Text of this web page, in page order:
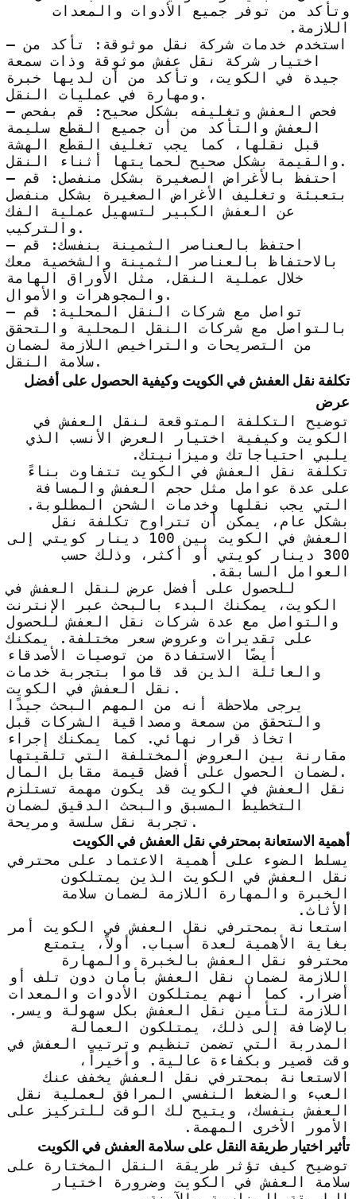
وتأكد من توفر جميع الأدوات والمعدات
اللازمة.
– استخدم خدمات شركة نقل موثوقة: تأكد من
اختيار شركة نقل عفش موثوقة وذات سمعة
جيدة في الكويت، وتأكد من أن لديها خبرة
ومهارة في عمليات النقل.
– فحص العفش وتغليفه بشكل صحيح: قم بفحص
العفش والتأكد من أن جميع القطع سليمة
قبل نقلها، كما يجب تغليف القطع الهشة
والقيمة بشكل صحيح لحمايتها أثناء النقل.
– احتفظ بالأغراض الصغيرة بشكل منفصل: قم
بتعبئة وتغليف الأغراض الصغيرة بشكل منفصل
عن العفش الكبير لتسهيل عملية الفك
والتركيب.
– احتفظ بالعناصر الثمينة بنفسك: قم
بالاحتفاظ بالعناصر الثمينة والشخصية معك
خلال عملية النقل، مثل الأوراق الهامة
والمجوهرات والأموال.
– تواصل مع شركات النقل المحلية: قم
بالتواصل مع شركات النقل المحلية والتحقق
من التصريحات والتراخيص اللازمة لضمان
سلامة النقل.
تكلفة نقل العفش في الكويت وكيفية الحصول على أفضل
عرض
توضيح التكلفة المتوقعة لنقل العفش في
الكويت وكيفية اختيار العرض الأنسب الذي
يلبي احتياجاتك وميزانيتك.
تكلفة نقل العفش في الكويت تتفاوت بناءً
على عدة عوامل مثل حجم العفش والمسافة
التي يجب نقلها وخدمات الشحن المطلوبة.
بشكل عام، يمكن أن تتراوح تكلفة نقل
العفش في الكويت بين 100 دينار كويتي إلى
300 دينار كويتي أو أكثر، وذلك حسب
العوامل السابقة.
للحصول على أفضل عرض لنقل العفش في
الكويت، يمكنك البدء بالبحث عبر الإنترنت
والتواصل مع عدة شركات نقل العفش للحصول
على تقديرات وعروض سعر مختلفة. يمكنك
أيضًا الاستفادة من توصيات الأصدقاء
والعائلة الذين قد قاموا بتجربة خدمات
نقل العفش في الكويت.
يرجى ملاحظة أنه من المهم البحث جيدًا
والتحقق من سمعة ومصداقية الشركات قبل
اتخاذ قرار نهائي. كما يمكنك إجراء
مقارنة بين العروض المختلفة التي تلقيتها
لضمان الحصول على أفضل قيمة مقابل المال.
نقل العفش في الكويت قد يكون مهمة تستلزم
التخطيط المسبق والبحث الدقيق لضمان
تجربة نقل سلسة ومريحة.
أهمية الاستعانة بمحترفي نقل العفش في الكويت
يسلط الضوء على أهمية الاعتماد على محترفي
نقل العفش في الكويت الذين يمتلكون
الخبرة والمهارة اللازمة لضمان سلامة
الأثاث.
استعانة بمحترفي نقل العفش في الكويت أمر
بغاية الأهمية لعدة أسباب. أولاً، يتمتع
محترفو نقل العفش بالخبرة والمهارة
اللازمة لضمان نقل العفش بأمان دون تلف أو
أضرار. كما أنهم يمتلكون الأدوات والمعدات
اللازمة لتأمين نقل العفش بكل سهولة ويسر.
بالإضافة إلى ذلك، يمتلكون العمالة
المدربة التي تضمن تنظيم وترتيب العفش في
وقت قصير وبكفاءة عالية. وأخيراً،
الاستعانة بمحترفي نقل العفش يخفف عنك
العبء والضغط النفسي المرافق لعملية نقل
العفش بنفسك، ويتيح لك الوقت للتركيز على
الأمور الأخرى المهمة.
تأثير اختيار طريقة النقل على سلامة العفش في الكويت
توضيح كيف تؤثر طريقة النقل المختارة على
سلامة العفش في الكويت وضرورة اختيار